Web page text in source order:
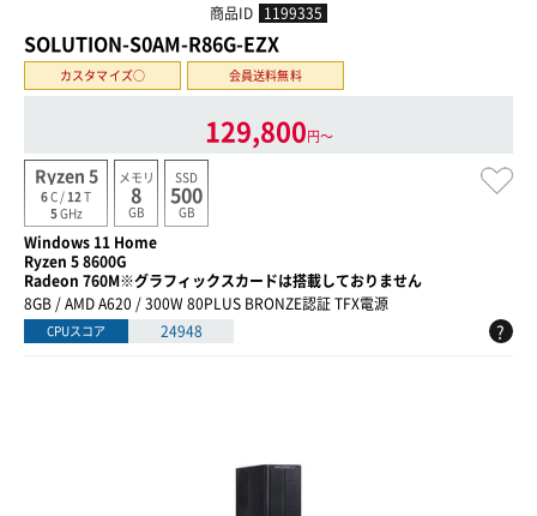
商品ID 1199335
SOLUTION-S0AM-R86G-EZX
カスタマイズ○ 会員送料無料
129,800円〜
Ryzen 5
6C / 12 T
5GHz
メモリ
8
GB
SSD
500
GB
Windows 11 Home
Ryzen 5 8600G
Radeon 760M※グラフィックスカードは搭載しておりません
8GB / AMD A620 / 300W 80PLUS BRONZE認証 TFX電源
CPUスコア 24948 ?